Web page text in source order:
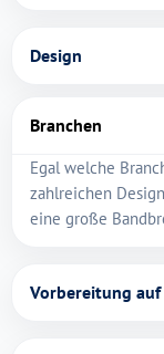
Design
Branchen
Egal welche
zahlreichen
eine große
Vorbereitung